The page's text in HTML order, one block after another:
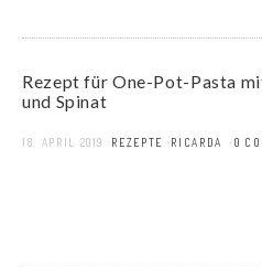
Rezept für One-Pot-Pasta
und Spinat
18. APRIL 2019 REZEPTE RICARDA 0